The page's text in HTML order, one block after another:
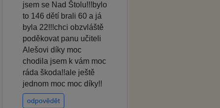
jsem se Nad Štolu!!!bylo
to 146 dětí brali 60 a já
byla 22!!!chci obzvláště
poděkovat panu učiteli
Alešovi díky moc
chodila jsem k vám moc
ráda škoda!!ale ještě
jednom moc moc díky!!
odpovědět